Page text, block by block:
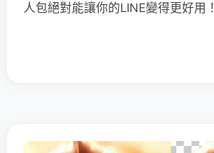
人包絕對能讓你的LINE變得更好用！